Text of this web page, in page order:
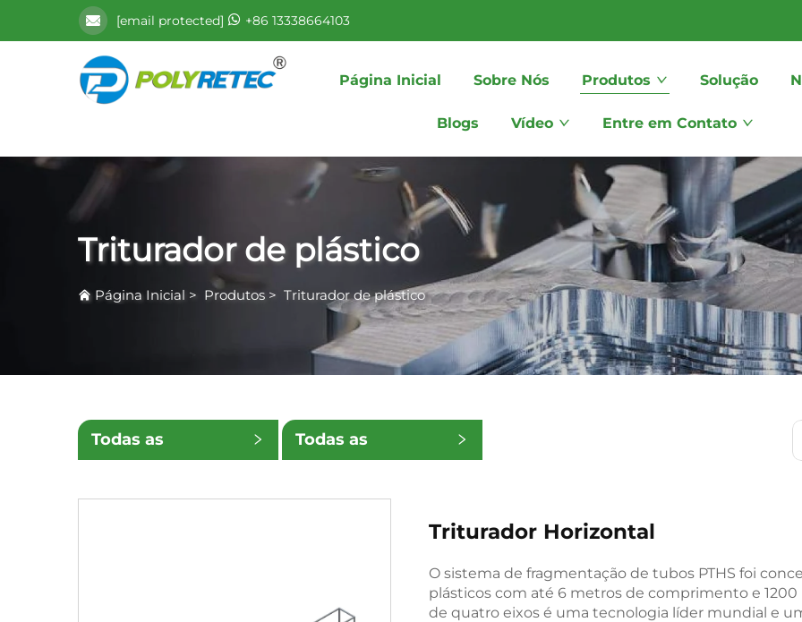
[email protected] +86 13338664103
Página Inicial Sobre Nós Produtos Solução
Blogs Vídeo Entre em Contato
Triturador de plástico
Página Inicial > Produtos > Triturador de plástico
Todas as Todas as
Triturador Horizontal
O sistema de fragmentação de tubos PTHS foi
plásticos com até 6 metros de comprimento e
de quatro eixos é uma tecnologia líder mundial e